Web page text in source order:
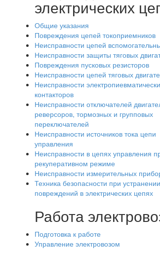
электрических
Общие указания
Повреждения цепей токоприемников
Неисправности цепей
Неисправности защиты тяговых
Повреждения пусковых резисторов
Неисправности цепей тяговых
Неисправности
контакторов
Неисправности отключателей
реверсоров, тормозных и групповых
переключателей
Неисправности источников тока цепи
управления
Неисправности в цепях управления
рекуперативном режиме
Неисправности измерительных
Техника безопасности при устранении
повреждений в электрических цепях
Работа
Подготовка к работе
Управление электровозом